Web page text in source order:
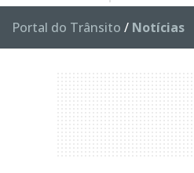
Portal do Trânsito / Notícias